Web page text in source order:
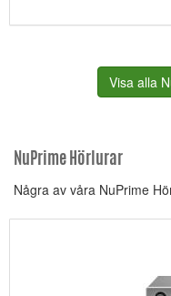
Visa alla
NuPrime Hörlurar
Några av våra NuPrime